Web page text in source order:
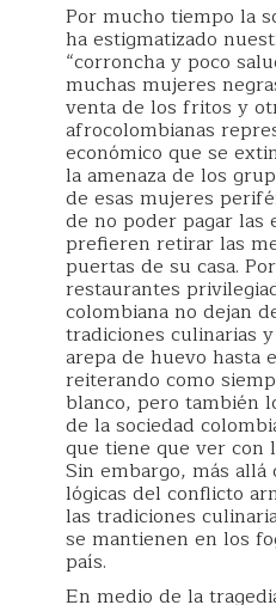
Por mucho tiempo la
ha estigmatizado
“corroncha y poco
muchas mujeres
venta de los fritos y
afrocolombianas
económico que se
la amenaza de los
de esas mujeres
de no poder pagar las
prefieren retirar las
puertas de su casa.
restaurantes
colombiana no dejan
tradiciones culinarias
arepa de huevo hasta
reiterando como
blanco, pero también
de la sociedad
que tiene que ver con
Sin embargo, más
lógicas del conflicto
las tradiciones
se mantienen en los
país.
En medio de la